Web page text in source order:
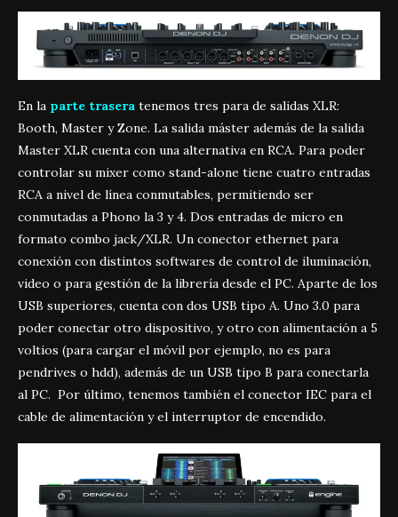
En la parte trasera tenemos tres para de salidas XLR:
Booth, Master y Zone. La salida máster además de la salida
Master XLR cuenta con una alternativa en RCA. Para poder
controlar su mixer como stand-alone tiene cuatro entradas
RCA a nivel de línea conmutables, permitiendo ser
conmutadas a Phono la 3 y 4. Dos entradas de micro en
formato combo jack/XLR. Un conector ethernet para
conexión con distintos softwares de control de iluminación,
video o para gestión de la librería desde el PC. Aparte de los
USB superiores, cuenta con dos USB tipo A. Uno 3.0 para
poder conectar otro dispositivo, y otro con alimentación a 5
voltios (para cargar el móvil por ejemplo, no es para
pendrives o hdd), además de un USB tipo B para conectarla
al PC. Por último, tenemos también el conector IEC para el
cable de alimentación y el interruptor de encendido.